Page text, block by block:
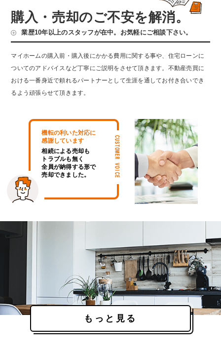
購入・売却のご不安を解消。
業歴10年以上のスタッフが在中。お気軽にご相談下さい。
マイホームの購入前・購入後にかかる費用に関する事や、住宅ローンに
ついてのアドバイスなど丁寧にご説明をさせて頂きます。不動産売買に
おける一番身近で頼れるパートナーとして生涯を通してお付き合いでき
るよう頑張らせて頂きます。
機転の利いた対応に
感謝しています
相続による売却も
トラブルも無く
全員が納得する形で
売却できました。
もっと見る